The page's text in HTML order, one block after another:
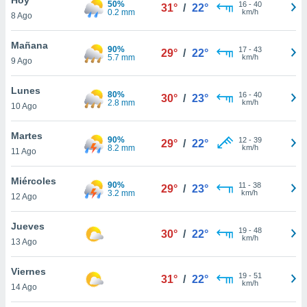
y
en
más
de
8 Ago
50%
0.2 mm
31° / 22° 16- 40
km/h
Mañana
9 Ago
90%
5.7 mm
29° / 22° 17- 43
km/h
Lunes
10 Ago
80%
2.8 mm
30° / 23° 16- 40
km/h
Martes
11 Ago
90%
8.2 mm
29° / 22° 12- 39
km/h
Miércoles
12 Ago
90%
3.2 mm
29° / 23° 11 - 38
km/h
Jueves
13 Ago
30° / 22° 19- 48
km/h
Viernes
14 Ago
31° / 22° 19- 51
km/h